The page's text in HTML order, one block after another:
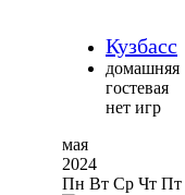
Кузбасс
домашняя
гостевая
нет игр
мая
2024
Пн Вт Ср Чт Пт